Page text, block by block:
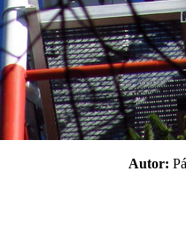
Autor: